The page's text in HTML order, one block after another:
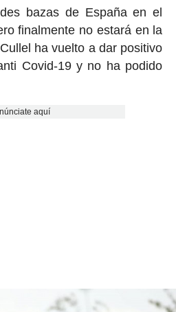
bazas de España en el
finalmente no estará en la
ha vuelto a dar positivo
Covid-19 y no ha podido
aquí